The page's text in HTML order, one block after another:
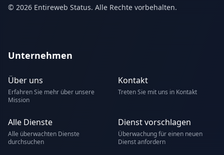
© 2026 Entireweb Status. Alle Rechte vorbehalten.
Unternehmen
Über uns
Erfahren Sie mehr über unsere
Mission
Kontakt
Treten Sie mit uns in Kontakt
Alle Dienste
Alle überwachten Dienste
durchsuchen
Dienst vorschlagen
Überwachung für einen neuen
Dienst anfordern